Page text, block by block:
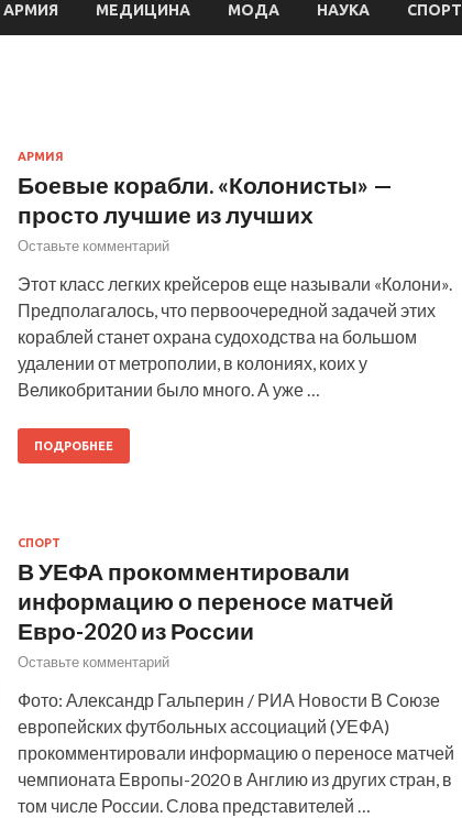
АРМИЯ МЕДИЦИНА МОДА НАУКА СПОРТ
АРМИЯ
Боевые корабли. «Колонисты» —
просто лучшие из лучших
Оставьте комментарий
Этот класс легких крейсеров еще называли «Колони».
Предполагалось, что первоочередной задачей этих
кораблей станет охрана судоходства на большом
удалении от метрополии, в колониях, коих у
Великобритании было много. А уже …
ПОДРОБНЕЕ
СПОРТ
В УЕФА прокомментировали
информацию о переносе матчей
Евро-2020 из России
Оставьте комментарий
Фото: Александр Гальперин / РИА Новости В Союзе
европейских футбольных ассоциаций (УЕФА)
прокомментировали информацию о переносе матчей
чемпионата Европы-2020 в Англию из других стран, в
том числе России. Слова представителей …